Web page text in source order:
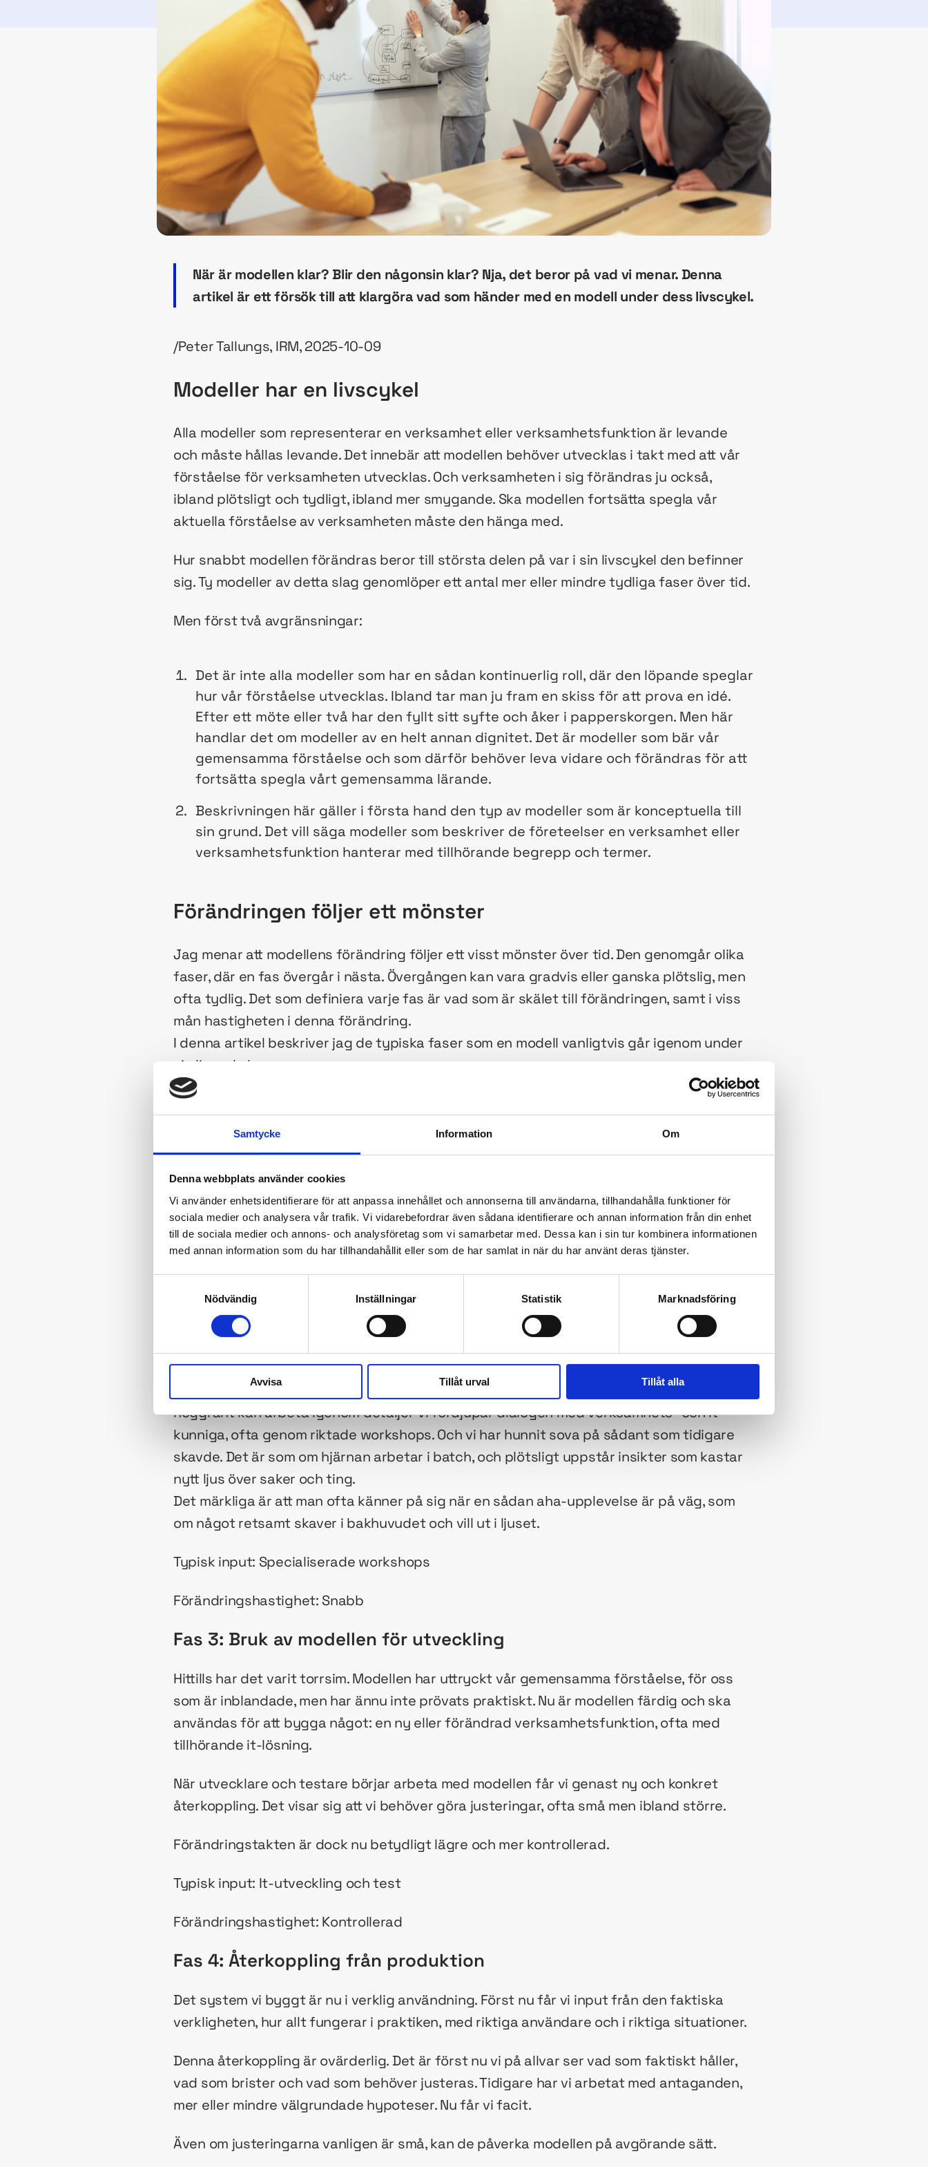
Samtycke Information Om
Denna webbplats använder cookies
Vi använder enhetsidentifierare för att anpassa innehållet och annonserna till användarna, tillhandahålla funktioner för
sociala medier och analysera vår trafik. Vi vidarebefordrar även sådana identifierare och annan information från din enhet
till de sociala medier och annons- och analysföretag som vi samarbetar med. Dessa kan i sin tur kombinera informationen
med annan information som du har tillhandahållit eller som de har samlat in när du har använt deras tjänster.
Nödvändig
Inställningar Statistik Marknadsföring
Avvisa Tillåt urval Tillåt alla
När är modellen klar? Blir den någonsin klar? Nja, det beror på vad vi menar. Denna
artikel är ett försök till att klargöra vad som händer med en modell under dess livscykel.
/Peter Tallungs, IRM, 2025-10-09
Modeller har en livscykel
Alla modeller som representerar en verksamhet eller verksamhetsfunktion är levande
och måste hållas levande. Det innebär att modellen behöver utvecklas i takt med att vår
förståelse för verksamheten utvecklas. Och verksamheten i sig förändras ju också,
ibland plötsligt och tydligt, ibland mer smygande. Ska modellen fortsätta spegla vår
aktuella förståelse av verksamheten måste den hänga med.
Hur snabbt modellen förändras beror till största delen på var i sin livscykel den befinner
sig. Ty modeller av detta slag genomlöper ett antal mer eller mindre tydliga faser över tid.
Men först två avgränsningar:
Det är inte alla modeller som har en sådan kontinuerlig roll, där den löpande speglar
hur vår förståelse utvecklas. Ibland tar man ju fram en skiss för att prova en idé.
Efter ett möte eller två har den fyllt sitt syfte och åker i papperskorgen. Men här
handlar det om modeller av en helt annan dignitet. Det är modeller som bär vår
gemensamma förståelse och som därför behöver leva vidare och förändras för att
fortsätta spegla vårt gemensamma lärande.
Beskrivningen här gäller i första hand den typ av modeller som är konceptuella till
sin grund. Det vill säga modeller som beskriver de företeelser en verksamhet eller
verksamhetsfunktion hanterar med tillhörande begrepp och termer.
Förändringen följer ett mönster
Jag menar att modellens förändring följer ett visst mönster över tid. Den genomgår olika
faser, där en fas övergår i nästa. Övergången kan vara gradvis eller ganska plötslig, men
ofta tydlig. Det som definiera varje fas är vad som är skälet till förändringen, samt i viss
mån hastigheten i denna förändring.
I denna artikel beskriver jag de typiska faser som en modell vanligtvis går igenom under
sin livscykel.
Sex faser
Fas 1: Initiering
När en modell föds, växer och förändras den snabbt. Ämnesområde efter ämnesområde
tar form, namnsättning och definitioner tillkommer och förbättras succesivt. Stora
ommöbleringar sker löpande, och någon stabilitet ha ännu inte infunnit sig.
Typisk input: Workshops, intervjuer, beskrivningar, befintliga data
Förändringshastighet: Mycket snabb
Fas 2: Stabilisering
Så småningom, när de stora dragen börjat sätta sig, går vi in i en fas där vi lite mer
noggrant kan arbeta igenom detaljer Vi fördjupar dialogen med verksamhets- och it-
kunniga, ofta genom riktade workshops. Och vi har hunnit sova på sådant som tidigare
skavde. Det är som om hjärnan arbetar i batch, och plötsligt uppstår insikter som kastar
nytt ljus över saker och ting.
Det märkliga är att man ofta känner på sig när en sådan aha-upplevelse är på väg, som
om något retsamt skaver i bakhuvudet och vill ut i ljuset.
Typisk input: Specialiserade workshops
Förändringshastighet: Snabb
Fas 3: Bruk av modellen för utveckling
Hittills har det varit torrsim. Modellen har uttryckt vår gemensamma förståelse, för oss
som är inblandade, men har ännu inte prövats praktiskt. Nu är modellen färdig och ska
användas för att bygga något: en ny eller förändrad verksamhetsfunktion, ofta med
tillhörande it-lösning.
När utvecklare och testare börjar arbeta med modellen får vi genast ny och konkret
återkoppling. Det visar sig att vi behöver göra justeringar, ofta små men ibland större.
Förändringstakten är dock nu betydligt lägre och mer kontrollerad.
Typisk input: It-utveckling och test
Förändringshastighet: Kontrollerad
Fas 4: Återkoppling från produktion
Det system vi byggt är nu i verklig användning. Först nu får vi input från den faktiska
verkligheten, hur allt fungerar i praktiken, med riktiga användare och i riktiga situationer.
Denna återkoppling är ovärderlig. Det är först nu vi på allvar ser vad som faktiskt håller,
vad som brister och vad som behöver justeras. Tidigare har vi arbetat med antaganden,
mer eller mindre välgrundade hypoteser. Nu får vi facit.
Även om justeringarna vanligen är små, kan de påverka modellen på avgörande sätt.